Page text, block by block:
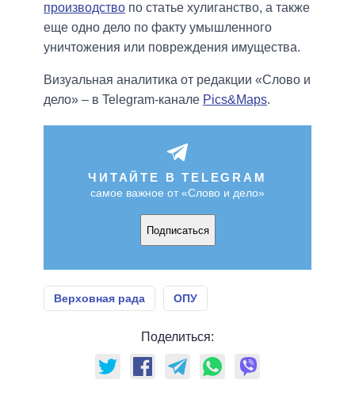
производство по статье хулиганство, а также
еще одно дело по факту умышленного
уничтожения или повреждения имущества.
Визуальная аналитика от редакции «Слово и
дело» – в Telegram-канале Pics&Maps.
ЧИТАЙТЕ В TELEGRAM
самое важное от «Слово и дело»
Подписаться
Верховная рада ОПУ
Поделиться: